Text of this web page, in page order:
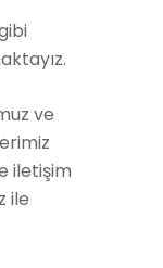
ve
iletişim
ile